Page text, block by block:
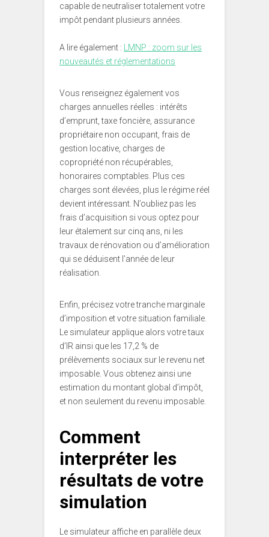
capable de neutraliser totalement votre
impôt pendant plusieurs années.
A lire également : LMNP : zoom sur les
nouveautés et réglementations
Vous renseignez également vos
charges annuelles réelles : intérêts
d’emprunt, taxe foncière, assurance
propriétaire non occupant, frais de
gestion locative, charges de
copropriété non récupérables,
honoraires comptables. Plus ces
charges sont élevées, plus le régime réel
devient intéressant. N’oubliez pas les
frais d’acquisition si vous optez pour
leur étalement sur cinq ans, ni les
travaux de rénovation ou d’amélioration
qui se déduisent l’année de leur
réalisation.
Enfin, précisez votre tranche marginale
d’imposition et votre situation familiale.
Le simulateur applique alors votre taux
d’IR ainsi que les 17,2 % de
prélèvements sociaux sur le revenu net
imposable. Vous obtenez ainsi une
estimation du montant global d’impôt,
et non seulement du revenu imposable.
Comment
interpréter les
résultats de votre
simulation
Le simulateur affiche en parallèle deux